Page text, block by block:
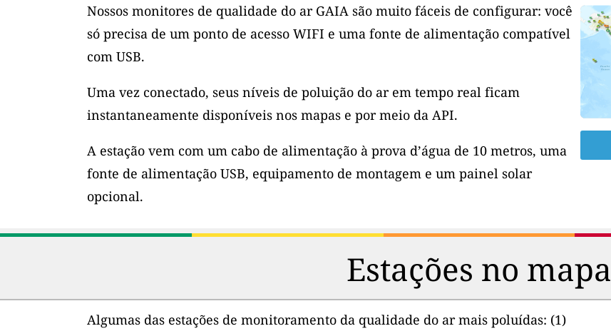
Nossos monitores de qualidade do ar GAIA são muito fáceis de configurar: você
só precisa de um ponto de acesso WIFI e uma fonte de alimentação compatível
com USB.
Uma vez conectado, seus níveis de poluição do ar em tempo real ficam
instantaneamente disponíveis nos mapas e por meio da API.
A estação vem com um cabo de alimentação à prova d’água de 10 metros, uma
fonte de alimentação USB, equipamento de montagem e um painel solar
opcional.
Estações no mapa
Algumas das estações de monitoramento da qualidade do ar mais poluídas: (1)